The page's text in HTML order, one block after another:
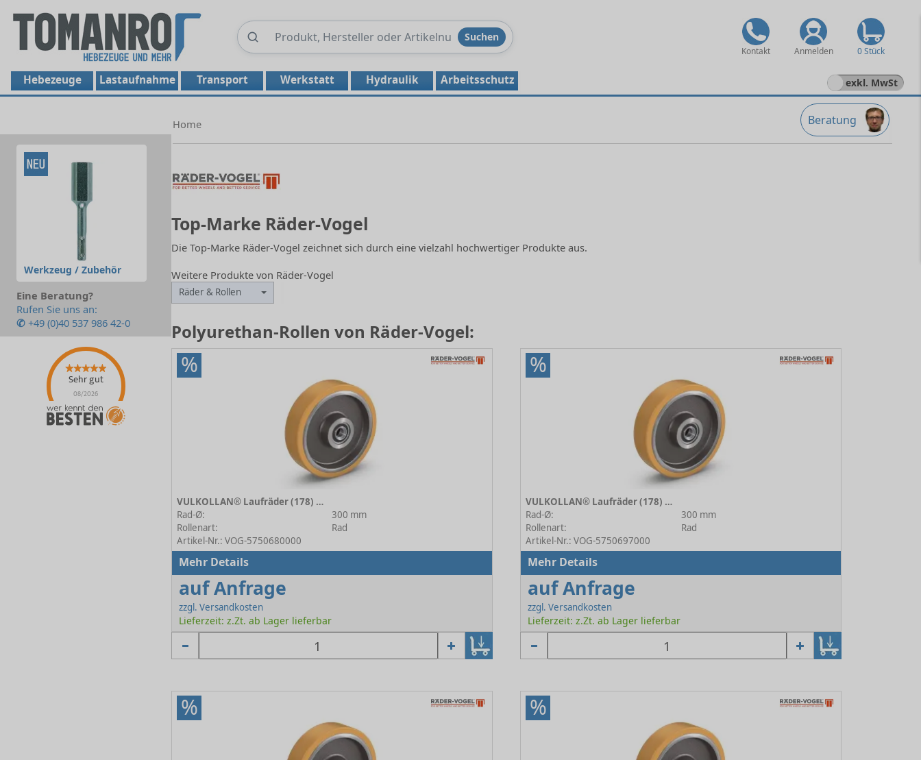
Produkte
Suchen
Kontakt Anmelden 0 Stück
Hebezeuge Lastaufnahme Transport Werkstatt Hydraulik Arbeitsschutz exkl. MwSt
Werkzeug / Zubehör
Eine Beratung?
Rufen Sie uns an:
✆ +49 (0)40 537 986 42-0
Sehr gut
08/2026
Beratung
Home
Top-Marke Räder-Vogel
Die Top-Marke Räder-Vogel zeichnet sich durch eine vielzahl hochwertiger Produkte aus.
Weitere Produkte von Räder-Vogel
Räder & Rollen
Polyurethan-Rollen von Räder-Vogel:
%
VULKOLLAN® Laufräder (178) 178/300/060/5/30
Rad-Ø:
300 mm
Rollenart:
Rad
Artikel-Nr.: VOG-5750680000
Mehr Details
auf Anfrage
zzgl. Versandkosten
Lieferzeit: z.Zt. ab Lager lieferbar
%
VULKOLLAN® Laufräder (178) 178/300/080/5/40
Rad-Ø:
300 mm
Rollenart:
Rad
Artikel-Nr.: VOG-5750697000
Mehr Details
auf Anfrage
zzgl. Versandkosten
Lieferzeit: z.Zt. ab Lager lieferbar
% %